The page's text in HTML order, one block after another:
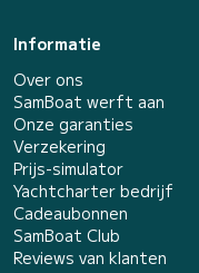
Informatie
Over ons
SamBoat werft aan
Onze garanties
Verzekering
Prijs-simulator
Yachtcharter bedrijf
Cadeaubonnen
SamBoat Club
Reviews van klanten